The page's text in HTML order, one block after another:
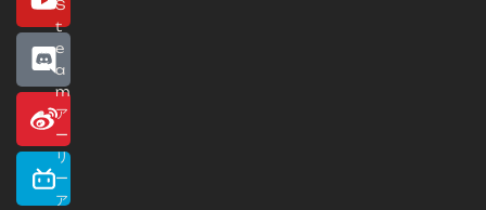
S
t
e
a
m
ア
ー
リ
ー
ア